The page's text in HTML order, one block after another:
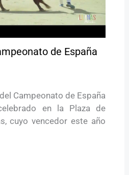
de España
Campeonato de España
en la Plaza de
cuyo vencedor este año